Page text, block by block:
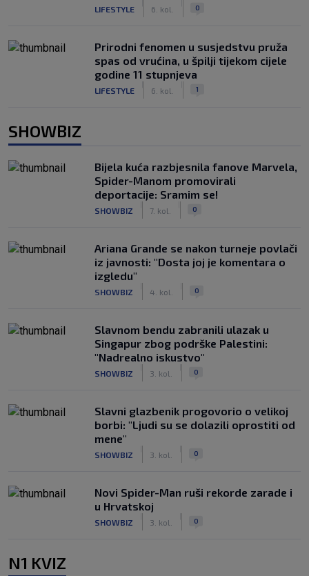
LIFESTYLE 6. kol. 0
Prirodni fenomen u susjedstvu pruža
spas od vrućina, u špilji tijekom cijele
godine 11 stupnjeva
LIFESTYLE 6. kol. 1
SHOWBIZ
Bijela kuća razbjesnila fanove Marvela,
Spider-Manom promovirali
deportacije: Sramim se!
SHOWBIZ 7. kol. 0
Ariana Grande se nakon turneje povlači
iz javnosti: "Dosta joj je komentara o
izgledu"
SHOWBIZ 4. kol. 0
Slavnom bendu zabranili ulazak u
Singapur zbog podrške Palestini:
"Nadrealno iskustvo"
SHOWBIZ 3. kol. 0
Slavni glazbenik progovorio o velikoj
borbi: "Ljudi su se dolazili oprostiti od
mene"
SHOWBIZ 3. kol. 0
Novi Spider-Man ruši rekorde zarade i
u Hrvatskoj
SHOWBIZ 3. kol. 0
N1 KVIZ